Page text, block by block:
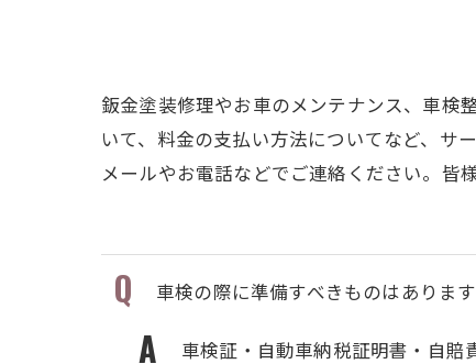
鈑金塗装修理やお車のメンテナンス、車検
いて、料金の支払い方法についてなど、サ
メールやお電話などでご連絡ください。皆
車検の際に準備すべきものはありま
車検証・自動車納税証明書・自賠